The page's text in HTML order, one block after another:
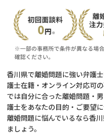
香川県で離婚問題に強い弁護
護士在籍・オンライン対応可
では自分に合った離婚問題・
護士をあなたの目的・ご要望
離婚問題に悩んでいるなら香
ましょう。